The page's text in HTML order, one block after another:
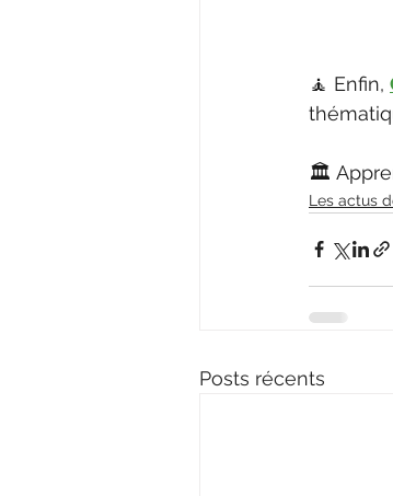
🧘 Enfin,
🏛️
Les actus
Posts récents